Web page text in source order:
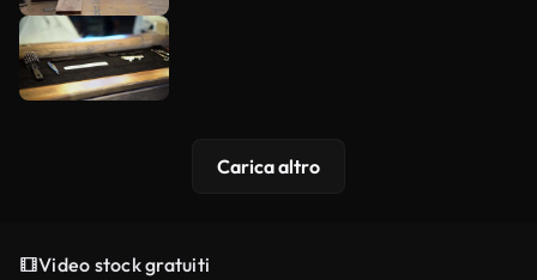
Carica altro
Video stock gratuiti